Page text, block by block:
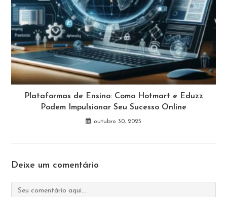
Plataformas de Ensino: Como Hotmart e Eduzz
Podem Impulsionar Seu Sucesso Online
outubro 30, 2025
Deixe um comentário
Comentário